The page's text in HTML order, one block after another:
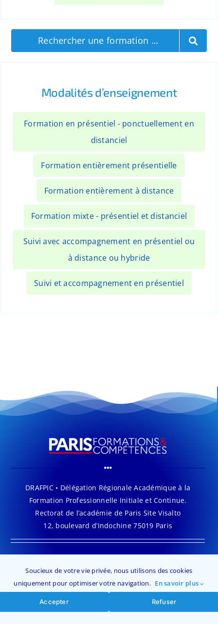
Rechercher une formation …
Modalités d’enseignement
Formation en présentiel - ponctuellement en
distanciel
Formation entièrement présentielle
Formation entièrement à distance
Formation mixte - présentiel et distanciel
Suivi avec accompagnement en présentiel ou
à distance ou hybride
Suivi et accompagnement en présentiel
DRAFPIC • Délégation Régionale Académique à la
Formation Professionnelle Initiale et Continue.
Rectorat de l’académie de Paris Site Visalto
12, boulevard d’Indochine 75019 Paris
Soucieux de votre vie privée, nous utilisons des cookies
uniquement pour optimiser votre navigation. En savoir plus
Accepter Refuser